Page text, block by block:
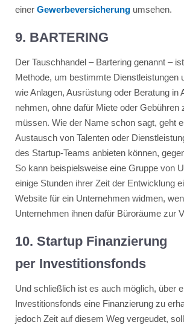
einer Gewerbeversicherungumsehen.
9. BARTERING
Der Tauschhandel – Bartering genannt –
Methode, um bestimmte Dienstleistungen
wie Anlagen, Ausrüstung oder Beratung in
nehmen, ohne dafür Miete oder Gebühren
müssen. Wie der Name schon sagt, geht
Austausch von Talenten oder
des Startup-Teams anbieten können,
So kann beispielsweise eine Gruppe von
einige Stunden ihrer Zeit der Entwicklung
Website für ein Unternehmen widmen,
Unternehmen ihnen dafür Büroräume zur
10. Startup Finanzierung
per Investitionsfonds
Und schließlich ist es auch möglich, über
Investitionsfonds eine Finanzierung zu
jedoch Zeit auf diesem Weg vergeudet,